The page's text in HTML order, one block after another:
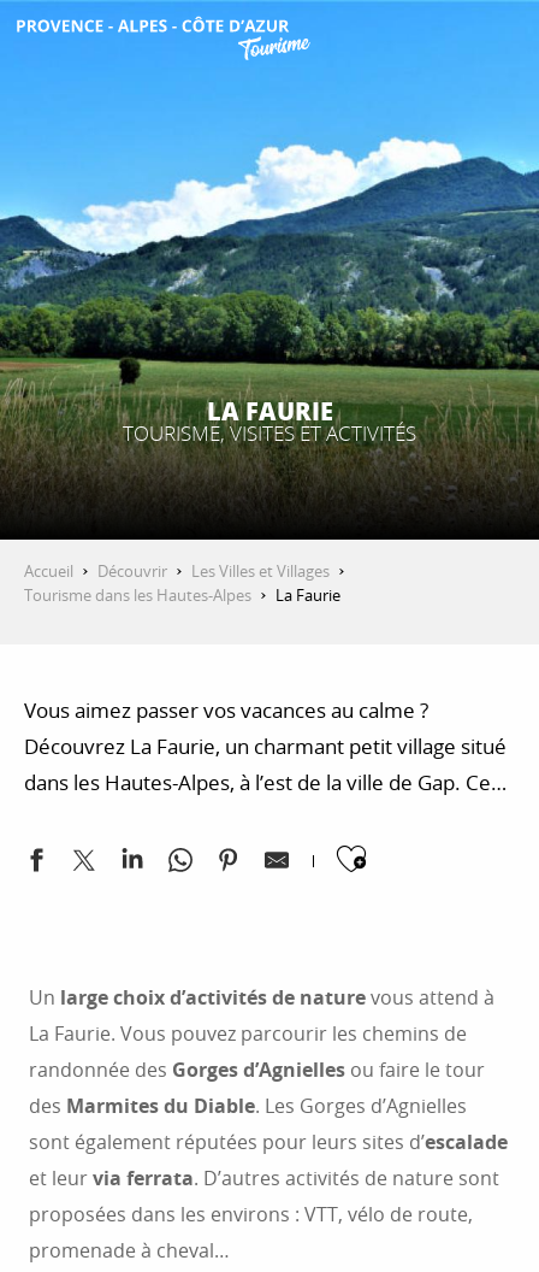
Aller
QUE FAIRE ?
SÉJOURNER
ESPACE PROLA FAURIE
TOURISME, VISITES ET ACTIVITÉS
Accueil Découvrir
Les Villes et Villages
Tourisme dans les Hautes-Alpes
La Faurie
Vous aimez passer vos vacances au calme ?
Découvrez La Faurie, un charmant petit village situé
dans les Hautes-Alpes, à l’est de la ville de Gap. Ce
randonnée et de VTT. La Faurie vous accueille pour
Ajouter
Un large choix d’activités de naturevous attend à
La Faurie. Vous pouvez parcourir les chemins de
randonnée des Gorges d’Agnielles ou faire le tour
des Marmites du Diable. Les Gorges d’Agnielles
sont également réputées pour leurs sites d’escalade
et leurvia ferrata. D’autres activités de nature sont
proposées dans les environs : VTT, vélo de route,
promenade à cheval…